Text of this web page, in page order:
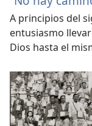
A principios del
entusiasmo
Dios hasta el